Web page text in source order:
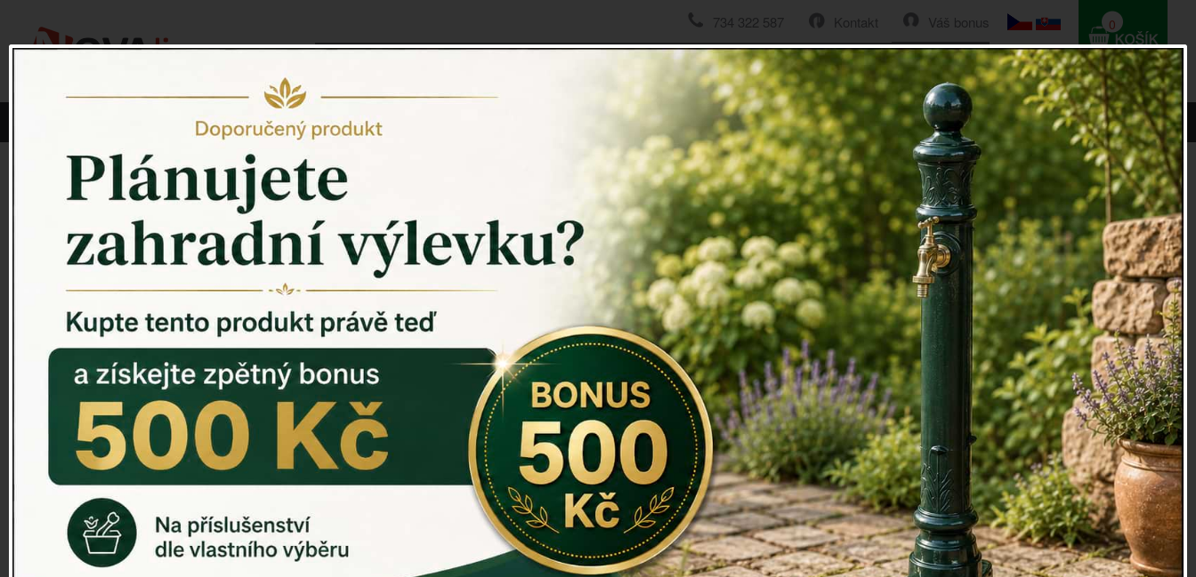
Váš bonus
Kontakt
734 322 587
HLEDAT
0
0 Kč
Vyberte si kategorii: NOVINKY
PÍTKO PRO PTÁKY
ZAHRADNÍ SOCHY
ZAHRADNÍ UMYVADLA
PTAČÍ BUDKY
Litinové škrabáky na boty
DEKORACE NA HROB
RETRO KONZOLE
Domovní čísla - litina
DEKORACE NA ZEĎ
ZVONKOHRA
ZVONY A ZVONKY
PTAČÍ KRMÍTKA
SLUNEČNÍ HODINY
Dózy na brambory a zeleninu
VÝPRODEJ - poslední kusy
Andělé, něžné sošky
Aroma lampy
Venkovský domov
Korkové prostírání na stůl srdce
29x21cm (sada 2ks)
UVEDENÁ CENA ZA DVA KUSY
Korkové prostírání na stůl drobné
srdce 29x21cm
UVEDENÁ CENA ZA DVA KUSY
Režný ručně tkaný ubrus fialový
140x160cm
Původní cena 1930.- DOPRODEJ 595.-